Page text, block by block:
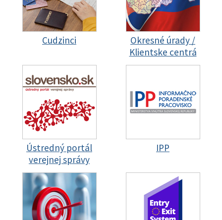
Cudzinci
Okresné úrady /
Klientske centrá
Ústredný portál
verejnej správy
IPP